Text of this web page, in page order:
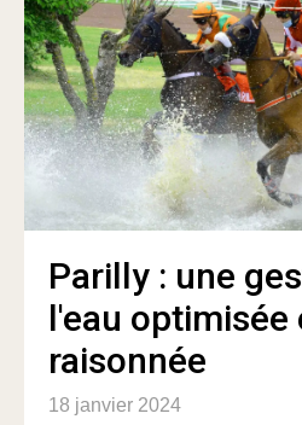
Parilly : une
l'eau optimisée
raisonnée
18 janvier 2024